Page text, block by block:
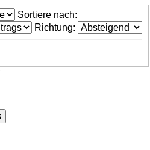
Sortiere nach:
Richtung: